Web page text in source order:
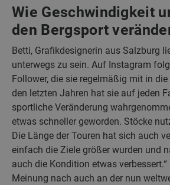
Wie Geschwindigkeit
den Bergsport
Betti, Grafikdesignerin aus Salzburg
unterwegs zu sein. Auf Instagram
Follower, die sie regelmäßig mit in
den letzten Jahren hat sie auf jeden
sportliche Veränderung
etwas schneller geworden. Stöcke
Die Länge der Touren hat sich auch
einfach die Ziele größer wurden und
auch die Kondition etwas
Meinung nach auch an der nun